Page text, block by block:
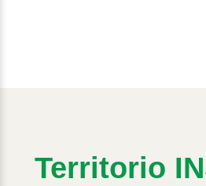
Territorio